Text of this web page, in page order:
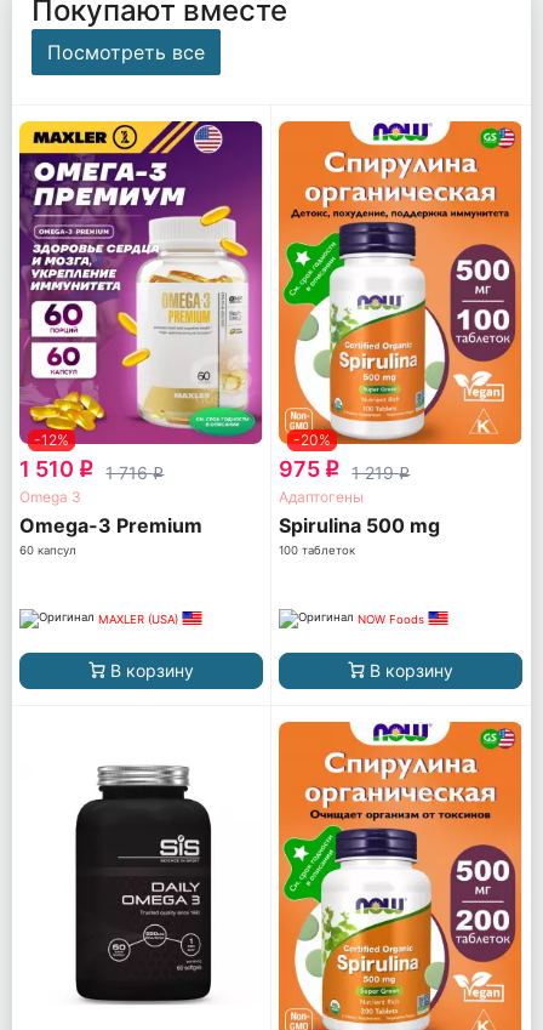
Покупают вместе
Посмотреть все
-12%
1 510 q 1 716q
Omega 3
Omega-3 Premium
60 капсул
MAXLER (USA)
В корзину
-20%
975 q 1 219q
Адаптогены
Spirulina 500 mg
100 таблеток
NOW Foods
В корзину